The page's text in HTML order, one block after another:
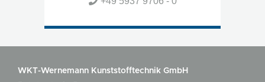
WKT-Wernemann Kunststofftechnik GmbH